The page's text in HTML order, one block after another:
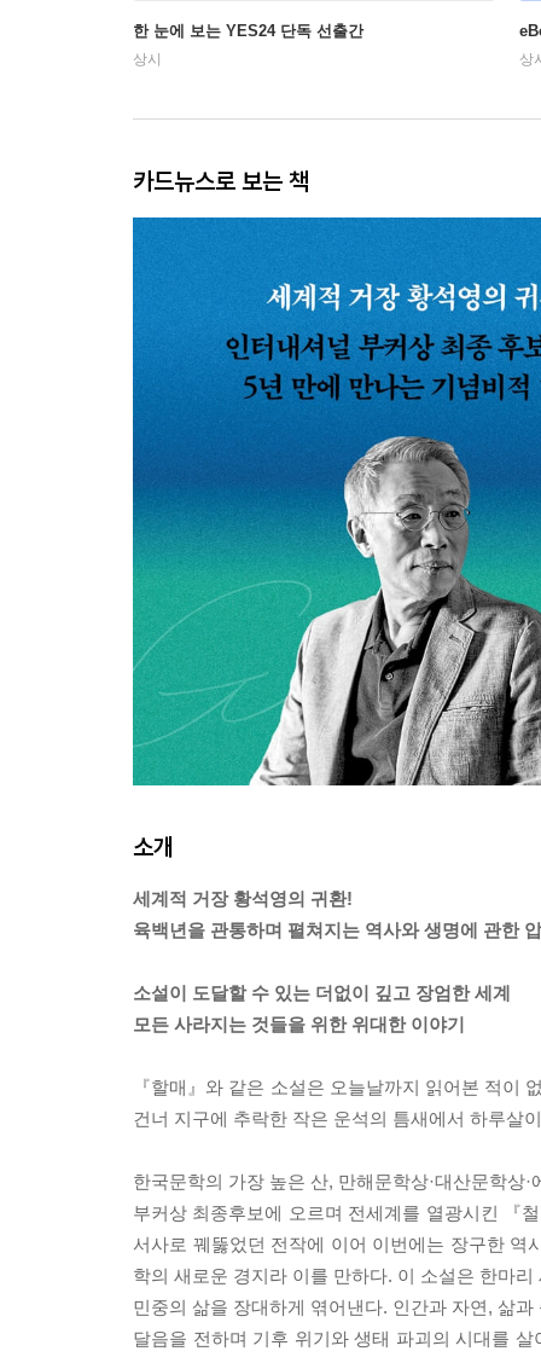
한 눈에 보는 YES24 단독 선출간
상시 상
카드뉴스로 보는 책
소개
세계적 거장 황석영의 귀환!
육백년을 관통하며 펼쳐지는 역사와 생명에 관한
소설이 도달할 수 있는 더없이 깊고 장엄한 세계
모든 사라지는 것들을 위한 위대한 이야기
『할매』와 같은 소설은 오늘날까지 읽어본 적이
건너 지구에 추락한 작은 운석의 틈새에서 하루살
한국문학의 가장 높은 산, 만해문학상·대산문학상
부커상 최종후보에 오르며 전세계를 열광시킨 『
서사로 꿰뚫었던 전작에 이어 이번에는 장구한
학의 새로운 경지라 이를 만하다. 이 소설은 한마
민중의 삶을 장대하게 엮어낸다. 인간과 자연, 삶
달음을 전하며 기후 위기와 생태 파괴의 시대를